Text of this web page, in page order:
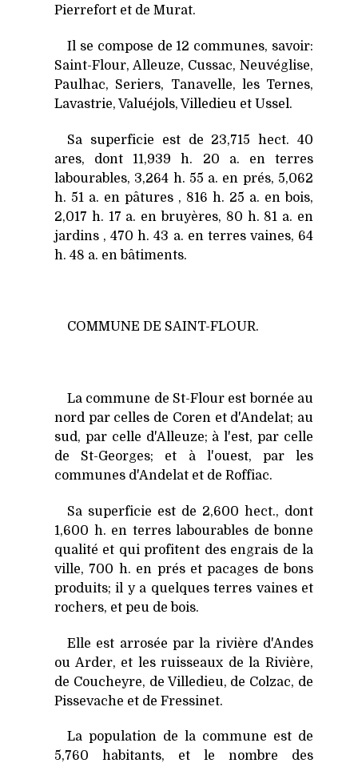
Pierrefort et de Murat.
Il se compose de 12 communes, savoir:
Saint-Flour, Alleuze, Cussac, Neuvéglise,
Paulhac, Seriers, Tanavelle, les Ternes,
Lavastrie, Valuéjols, Villedieu et Ussel.
Sa superficie est de 23,715 hect. 40
ares, dont 11,939 h. 20 a. en terres
labourables, 3,264 h. 55 a. en prés, 5,062
h. 51 a. en pâtures , 816 h. 25 a. en bois,
2,017 h. 17 a. en bruyères, 80 h. 81 a. en
jardins , 470 h. 43 a. en terres vaines, 64
h. 48 a. en bâtiments.
COMMUNE DE SAINT-FLOUR.
La commune de St-Flour est bornée au
nord par celles de Coren et d'Andelat; au
sud, par celle d'Alleuze; à l'est, par celle
de St-Georges; et à l'ouest, par les
communes d'Andelat et de Roffiac.
Sa superficie est de 2,600 hect., dont
1,600 h. en terres labourables de bonne
qualité et qui profitent des engrais de la
ville, 700 h. en prés et pacages de bons
produits; il y a quelques terres vaines et
rochers, et peu de bois.
Elle est arrosée par la rivière d'Andes
ou Arder, et les ruisseaux de la Rivière,
de Coucheyre, de Villedieu, de Colzac, de
Pissevache et de Fressinet.
La population de la commune est de
5,760 habitants, et le nombre des